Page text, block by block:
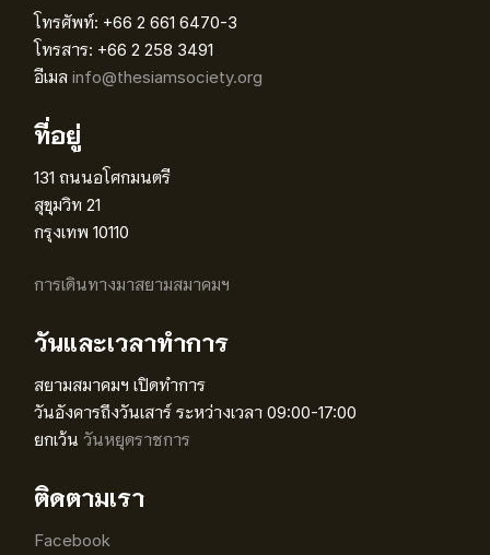
โทรศัพท์: +66 2 661 6470-3
โทรสาร: +66 2 258 3491
อีเมลinfo@thesiamsociety.org
ที่อยู่
131 ถนนอโศกมนตรี
สุขุมวิท 21
กรุงเทพ 10110
การเดินทางมาสยามสมาคมฯ
วันและเวลาทำการ
สยามสมาคมฯ เปิดทำการ
วันอังคารถึงวันเสาร์ ระหว่างเวลา 09:00-17:00
ยกเว้นวันหยุดราชการ
ติดตามเรา
Facebook